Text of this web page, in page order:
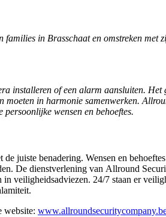
in Brasschaat en omstreken met
installeren of een alarm aansluiten.
in harmonie samenwerken.
wensen en behoeftes.
juiste benadering. Wensen en
De dienstverlening van Allround
veiligheidsadviezen. 24/7 staan er
website: